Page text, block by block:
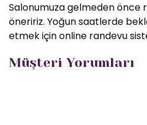
Salonumuza gelmeden önce
öneririz. Yoğun saatlerde
etmek için online randevu
Müşteri Yorumları